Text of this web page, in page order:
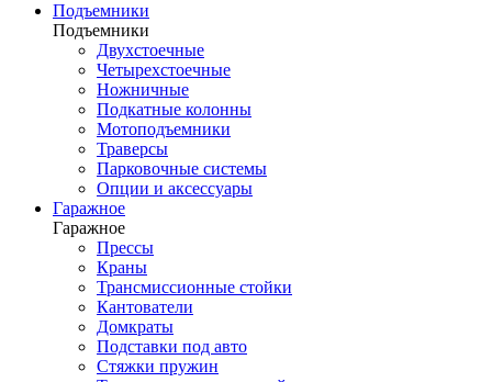
Подъемники
Подъемники
Двухстоечные
Четырехстоечные
Ножничные
Подкатные колонны
Мотоподъемники
Траверсы
Парковочные системы
Опции и аксессуары
Гаражное
Гаражное
Прессы
Краны
Трансмиссионные стойки
Кантователи
Домкраты
Подставки под авто
Стяжки пружин